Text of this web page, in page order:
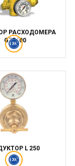
РАСХОДОМЕРА
GRF400
L 250